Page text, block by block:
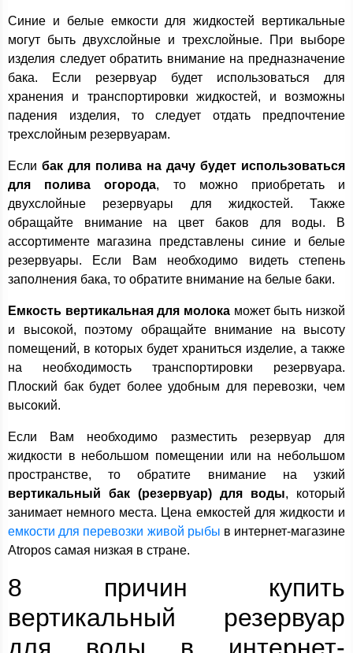
Синие и белые емкости для жидкостей вертикальные
могут быть двухслойные и трехслойные. При выборе
изделия следует обратить внимание на предназначение
бака. Если резервуар будет использоваться для
хранения и транспортировки жидкостей, и возможны
падения изделия, то следует отдать предпочтение
трехслойным резервуарам.
Если бак для полива на дачу будет использоваться
для полива огорода, то можно приобретать и
двухслойные резервуары для жидкостей. Также
обращайте внимание на цвет баков для воды. В
ассортименте магазина представлены синие и белые
резервуары. Если Вам необходимо видеть степень
заполнения бака, то обратите внимание на белые баки.
Емкость вертикальная для молока может быть низкой
и высокой, поэтому обращайте внимание на высоту
помещений, в которых будет храниться изделие, а также
на необходимость транспортировки резервуара.
Плоский бак будет более удобным для перевозки, чем
высокий.
Если Вам необходимо разместить резервуар для
жидкости в небольшом помещении или на небольшом
пространстве, то обратите внимание на узкий
вертикальный бак (резервуар) для воды, который
занимает немного места. Цена емкостей для жидкости и
емкости для перевозки живой рыбы в интернет-магазине
Atropos самая низкая в стране.
8 причин купить
вертикальный резервуар